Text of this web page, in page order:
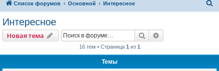
Список форумов Основной Интересное
Интересное
Новая тема Поиск
16 тем • Страница 1 из 1
Темы